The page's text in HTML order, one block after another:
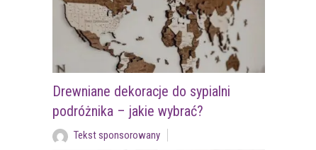
Drewniane dekoracje do sypialni
podróżnika – jakie wybrać?
Tekst sponsorowany